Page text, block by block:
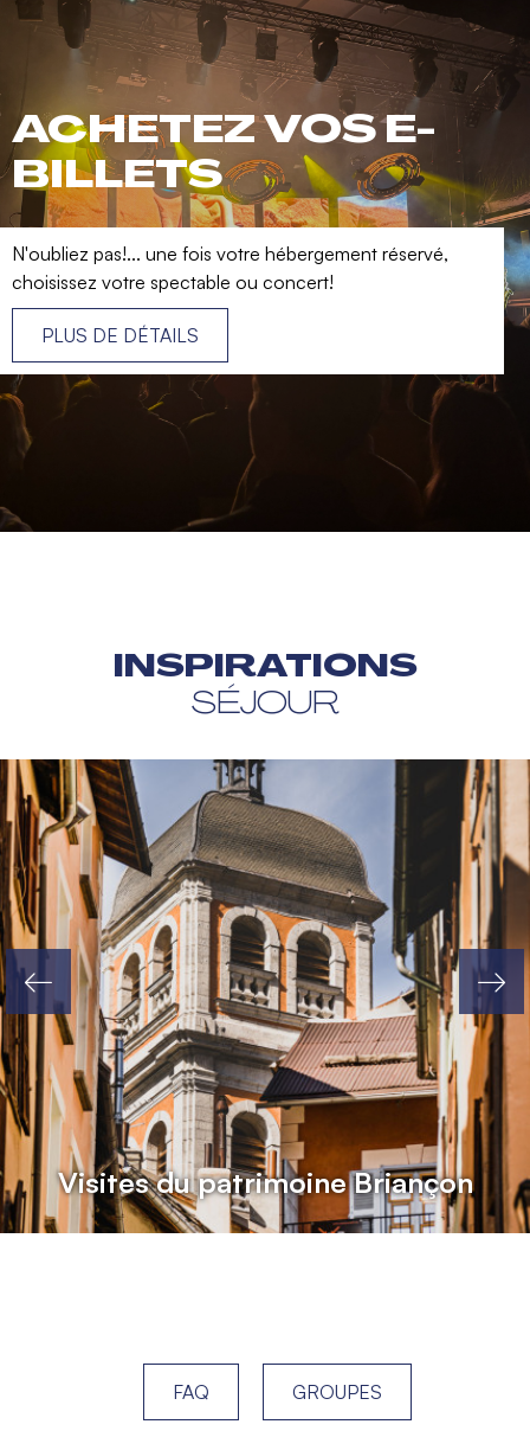
ACHETEZ VOS E-
BILLETS
N'oubliez pas!... une fois votre hébergement réservé,
choisissez votre spectable ou concert!
PLUS DE DÉTAILS
INSPIRATIONS
SÉJOUR
Idée cadeau
FAQ GROUPES